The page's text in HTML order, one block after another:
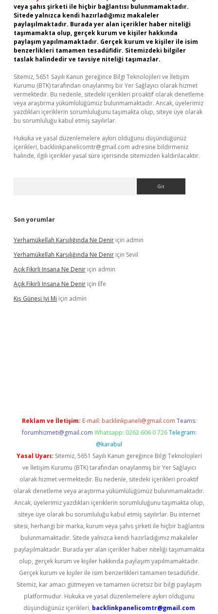
veya şahıs şirketi ile hiçbir bağlantısı bulunmamaktadır.
Sitede yalnızca kendi hazırladığımız makaleler
paylaşılmaktadır. Burada yer alan içerikler haber niteliği
taşımamakta olup, gerçek kurum ve kişiler hakkında
paylaşım yapılmamaktadır. Gerçek kurum ve kişiler ile isim
benzerlikleri tamamen tesadüfidir. Sitemizdeki bilgiler
taslak halindedir ve tavsiye niteliği taşımazlar.
Sitemiz, 5651 Sayılı Kanun gereğince Bilgi Teknolojileri ve İletişim
Kurumu (BTK) tarafından onaylanmış bir Yer Sağlayıcı olarak hizmet
vermektedir. Bu nedenle, sitedeki içerikleri proaktif olarak denetleme
veya araştırma yükümlülüğümüz bulunmamaktadır. Ancak, üyelerimiz
yazdıkları içeriklerin sorumluluğunu taşımakta olup, siteye üye olarak
bu sorumluluğu kabul etmiş sayılırlar.
Hukuka ve yasal düzenlemelere aykırı olduğunu düşündüğünüz
içerikleri, backlinkpanelicomtr@gmail.com adresine bildirmeniz
halinde, ilgili içerikler yasal süre içerisinde sitemizden kaldırılacaktır.
Son yorumlar
Yerhamükellah Karşılığında Ne Denir için admin
Yerhamükellah Karşılığında Ne Denir için Sevil
Açık Fikirli Insana Ne Denir için admin
Açık Fikirli Insana Ne Denir için Efe
Kış Güneşi Iyi Mi için admin
Reklam ve İletişim: E-mail: backlinkpaneli@gmail.com Teams:
forumhizmeti@gmail.com Whatsapp: 0262 606 0 726 Telegram:
@karabul
Yasal Uyarı: Sitemiz, 5651 Sayılı Kanun gereğince Bilgi Teknolojileri
ve İletişim Kurumu (BTK) tarafından onaylanmış bir Yer Sağlayıcı
olarak hizmet vermektedir. Bu nedenle, sitedeki içerikleri proaktif
olarak denetleme veya araştırma yükümlülüğümüz bulunmamaktadır.
Ancak, üyelerimiz yazdıkları içeriklerin sorumluluğunu taşımakta olup,
siteye üye olarak bu sorumluluğu kabul etmiş sayılırlar. Bu internet
sitesi, herhangi bir marka, kurum veya şahıs şirketi ile hiçbir bağlantısı
bulunmamaktadır. Sitede yalnızca kendi hazırladığımız makaleler
paylaşılmaktadır. Burada yer alan içerikler haber niteliği taşımamakta
olup, gerçek kurum ve kişiler hakkında paylaşım yapılmamaktadır.
Gerçek kurum ve kişiler ile isim benzerlikleri tamamen tesadüfidir.
Sitemiz, kar amacı gütmeyen ve tamamen ücretsiz bir bilgi paylaşım
platformudur. Hukuka ve yasal düzenlemelere aykırı olduğunu
düşündüğünüz içerikleri, backlinkpanelicomtr@gmail.com